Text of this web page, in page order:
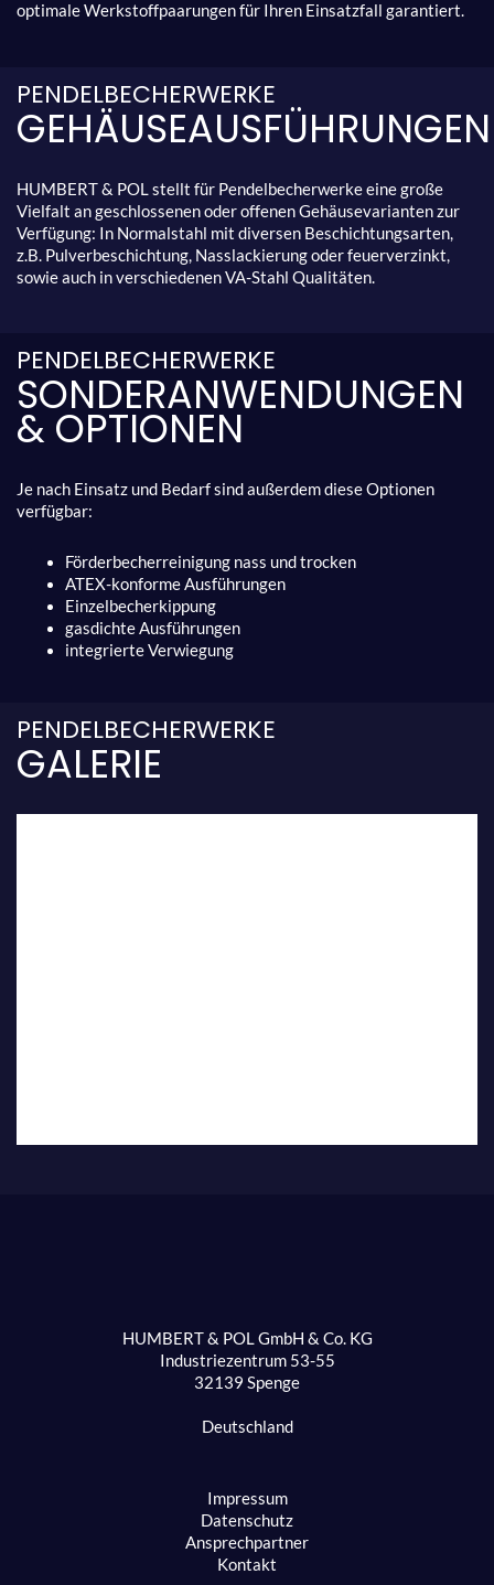
optimale Werkstoffpaarungen für Ihren Einsatzfall garantiert.
PENDELBECHERWERKE
GEHÄUSEAUSFÜHRUNGEN
HUMBERT & POL stellt für Pendelbecherwerke eine große
Vielfalt an geschlossenen oder offenen Gehäusevarianten zur
Verfügung: In Normalstahl mit diversen Beschichtungsarten,
z.B. Pulverbeschichtung, Nasslackierung oder feuerverzinkt,
sowie auch in verschiedenen VA-Stahl Qualitäten.
PENDELBECHERWERKE
SONDERANWENDUNGEN
& OPTIONEN
Je nach Einsatz und Bedarf sind außerdem diese Optionen
verfügbar:
Förderbecherreinigung nass und trocken
ATEX-konforme Ausführungen
Einzelbecherkippung
gasdichte Ausführungen
integrierte Verwiegung
PENDELBECHERWERKE
GALERIE
HUMBERT & POL GmbH & Co. KG
Industriezentrum 53-55
32139 Spenge
Deutschland
Impressum
Datenschutz
Ansprechpartner
Kontakt